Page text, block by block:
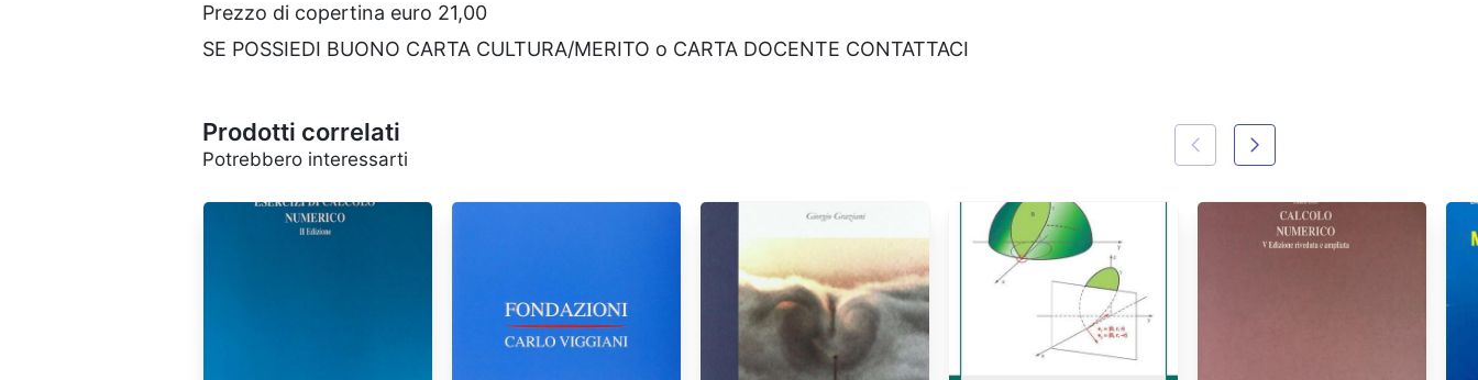
Prezzo di copertina euro 21,00
SE POSSIEDI BUONO CARTA CULTURA/MERITO o CARTA DOCENTE CONTATTACI
Prodotti correlati
Potrebbero interessarti